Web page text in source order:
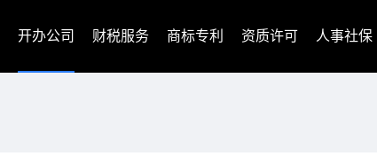
开办公司 财税服务 商标专利 资质许可 人事社保